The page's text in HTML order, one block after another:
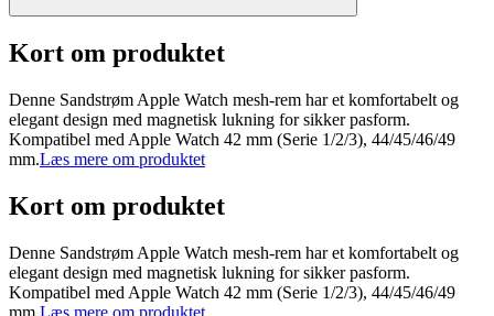
Kort om produktet
Denne Sandstrøm Apple Watch mesh-rem har et komfortabelt og
elegant design med magnetisk lukning for sikker pasform.
Kompatibel med Apple Watch 42 mm (Serie 1/2/3), 44/45/46/49
mm.Læs mere om produktet
Kort om produktet
Denne Sandstrøm Apple Watch mesh-rem har et komfortabelt og
elegant design med magnetisk lukning for sikker pasform.
Kompatibel med Apple Watch 42 mm (Serie 1/2/3), 44/45/46/49
mm.Læs mere om produktet